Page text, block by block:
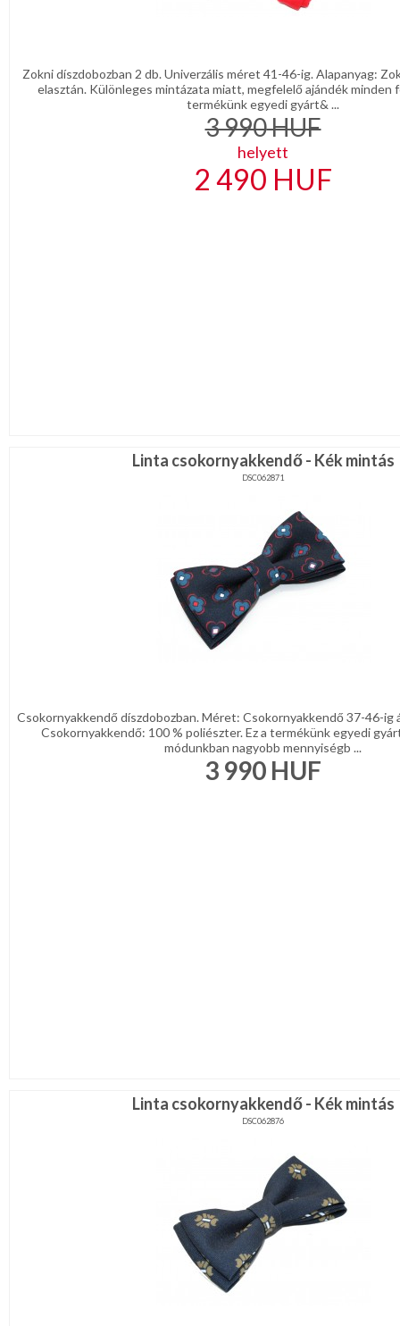
Zokni díszdobozban 2 db. Univerzális méret 41-46-ig. Alapanyag:
elasztán. Különleges mintázata miatt, megfelelő ajándék minden
termékünk egyedi gyárt& ...
3 990HUF
helyett
2 490 HUF
Linta csokornyakkendő - Kék mintás
DSC062871
Csokornyakkendő díszdobozban. Méret: Csokornyakkendő 37-46-ig
Csokornyakkendő: 100 % poliészter. Ez a termékünk egyedi
módunkban nagyobb mennyiségb ...
3 990 HUF
Linta csokornyakkendő - Kék mintás
DSC062876